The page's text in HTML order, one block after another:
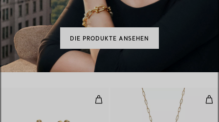
DIE PRODUKTE ANSEHEN
Kleine Ohrringe in Gelbgold mit